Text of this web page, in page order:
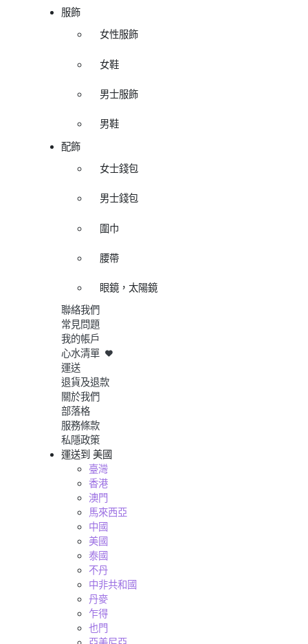
服飾
女性服飾
女鞋
男士服飾
男鞋
配飾
女士錢包
男士錢包
圍巾
腰帶
眼鏡，太陽鏡
聯絡我們
常見問題
我的帳戶
心水清單
運送
退貨及退款
關於我們
部落格
服務條款
私隱政策
運送到 美國
臺灣
香港
澳門
馬來西亞
中國
美國
泰國
不丹
中非共和國
丹麥
乍得
也門